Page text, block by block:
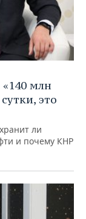
млн
это
ли
и почему КНР